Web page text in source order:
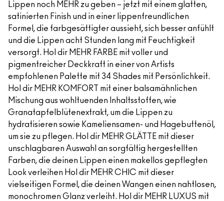
Lippen noch MEHR zu geben – jetzt mit einem glatten,
satinierten Finish und in einer lippenfreundlichen
Formel, die farbgesättigter aussieht, sich besser anfühlt
und die Lippen acht Stunden lang mit Feuchtigkeit
versorgt. Hol dir MEHR FARBE mit voller und
pigmentreicher Deckkraft in einer von Artists
empfohlenen Palette mit 34 Shades mit Persönlichkeit.
Hol dir MEHR KOMFORT mit einer balsamähnlichen
Mischung aus wohltuenden Inhaltsstoffen, wie
Granatapfelblütenextrakt, um die Lippen zu
hydratisieren sowie Kameliensamen- und Hagebuttenöl,
um sie zu pflegen. Hol dir MEHR GLÄTTE mit dieser
unschlagbaren Auswahl an sorgfältig hergestellten
Farben, die deinen Lippen einen makellos gepflegten
Look verleihen Hol dir MEHR CHIC mit dieser
vielseitigen Formel, die deinen Wangen einen nahtlosen,
monochromen Glanz verleiht. Hol dir MEHR LUXUS mit